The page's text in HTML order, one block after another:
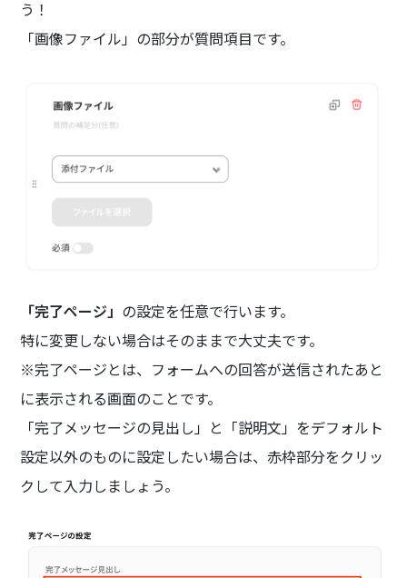
う！
「画像ファイル」の部分が質問項目です。
「完了ページ」 の設定を任意で行います。
特に変更しない場合はそのままで大丈夫です。
※完了ページとは、フォームへの回答が送信されたあと
に表示される画面のことです。
「完了メッセージの見出し」と「説明文」をデフォルト
設定以外のものに設定したい場合は、赤枠部分をクリッ
クして入力しましょう。